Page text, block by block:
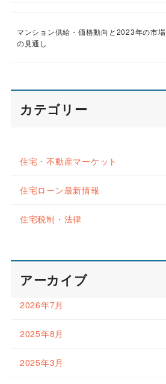
マンション供給・価格動向と2023年の市場
の見通し
カテゴリー
住宅・不動産マーケット
住宅ローン最新情報
住宅税制・法律
アーカイブ
2026年7月
2025年8月
2025年3月